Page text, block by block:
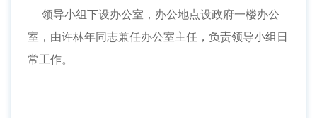
领导小组下设办公室，办公地点设政府一楼办公
室，由许林年同志兼任办公室主任，负责领导小组日
常工作。